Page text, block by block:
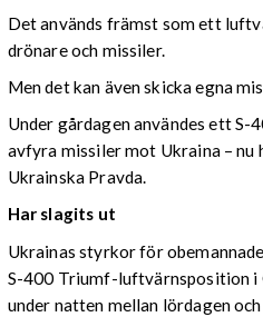
Det används främst som ett
drönare och missiler.
Men det kan även skicka egna
Under gårdagen användes ett
avfyra missiler mot Ukraina –
Ukrainska Pravda.
Har slagits ut
Ukrainas styrkor för
S-400 Triumf-luftvärnsposition i
under natten mellan lördagen och